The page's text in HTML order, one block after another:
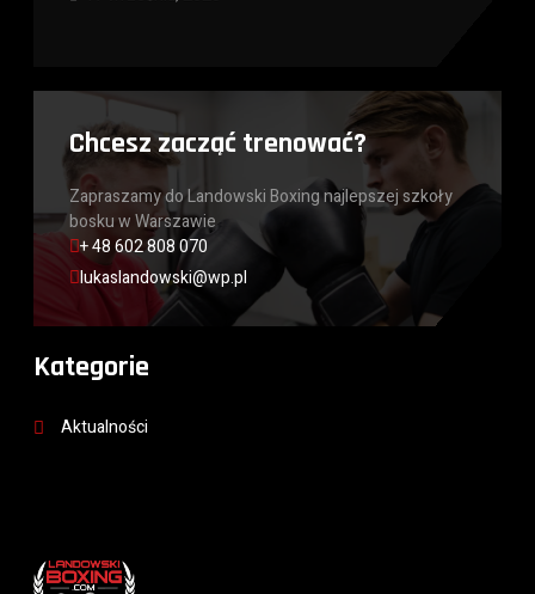
Chcesz zacząć trenować?
Zapraszamy do Landowski Boxing najlepszej szkoły
bosku w Warszawie
+ 48 602 808 070
lukaslandowski@wp.pl
Kategorie
Aktualności